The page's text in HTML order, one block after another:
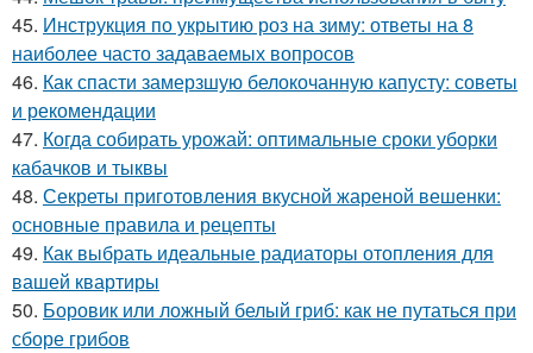
45. Инструкция по укрытию роз на зиму: ответы на 8
наиболее часто задаваемых вопросов
46. Как спасти замерзшую белокочанную капусту: советы
и рекомендации
47. Когда собирать урожай: оптимальные сроки уборки
кабачков и тыквы
48. Секреты приготовления вкусной жареной вешенки:
основные правила и рецепты
49. Как выбрать идеальные радиаторы отопления для
вашей квартиры
50. Боровик или ложный белый гриб: как не путаться при
сборе грибов